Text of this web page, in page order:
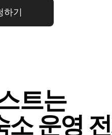
하기
트는
소 운⁠영